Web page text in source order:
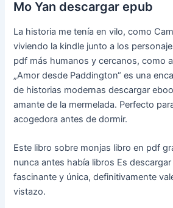
Mo Yan descargar epub
La historia me tenía en vilo, como
viviendo la kindle junto a los
pdf más humanos y cercanos, como
„Amor desde Paddington“ es una
de historias modernas descargar
amante de la mermelada. Perfecto
acogedora antes de dormir.
Este libro sobre monjas libro en pdf
nunca antes había libros Es
fascinante y única, definitivamente
vistazo.